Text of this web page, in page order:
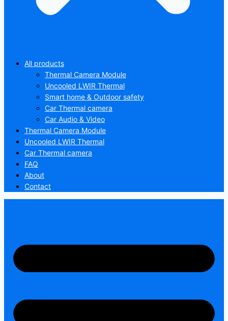
All products
Thermal Camera Module
Uncooled LWIR Thermal
Smart home & Outdoor safety
Car Thermal camera
Car Audio & Video
Thermal Camera Module
Uncooled LWIR Thermal
Car Thermal camera
FAQ
About
Contact